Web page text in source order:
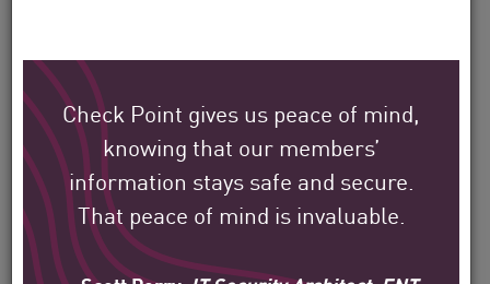
Check Point gives us peace of mind,
knowing that our members’
information stays safe and secure.
That peace of mind is invaluable.
私たちの使命は、最大規模の企業、政
府、サービス プロバイダー組織のセキ
ュリティを、世界中で支援することで
す。
Filter